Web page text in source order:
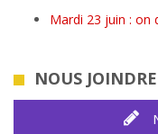
Mardi 23 juin : on
NOUS JOINDRE